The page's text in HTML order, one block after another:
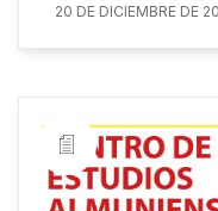
20 DE DICIEMBRE DE